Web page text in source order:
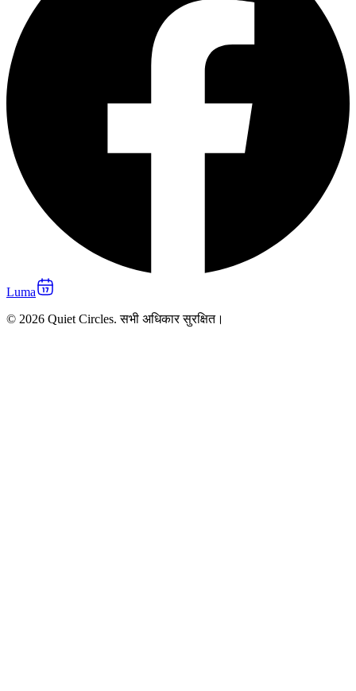
Luma
© 2026 Quiet Circles. सभी अधिकार सुरक्षित।